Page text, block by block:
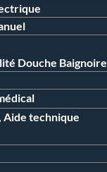
Douche Baignoire
technique